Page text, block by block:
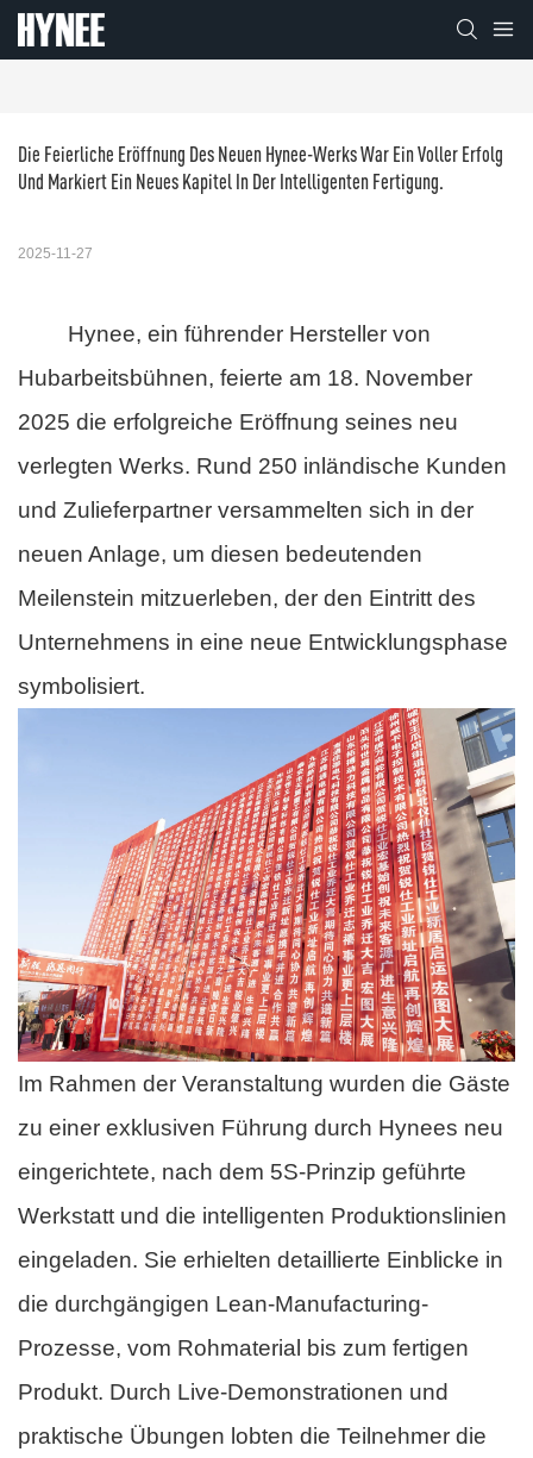
Die Feierliche Eröffnung Des Neuen Hynee-Werks War Ein Voller Erfolg
Und Markiert Ein Neues Kapitel In Der Intelligenten Fertigung.
2025-11-27
Hynee, ein führender Hersteller von
Hubarbeitsbühnen, feierte am 18. November
2025 die erfolgreiche Eröffnung seines neu
verlegten Werks. Rund 250 inländische Kunden
und Zulieferpartner versammelten sich in der
neuen Anlage, um diesen bedeutenden
Meilenstein mitzuerleben, der den Eintritt des
Unternehmens in eine neue Entwicklungsphase
symbolisiert.
Im Rahmen der Veranstaltung wurden die Gäste
zu einer exklusiven Führung durch Hynees neu
eingerichtete, nach dem 5S-Prinzip geführte
Werkstatt und die intelligenten Produktionslinien
eingeladen. Sie erhielten detaillierte Einblicke in
die durchgängigen Lean-Manufacturing-
Prozesse, vom Rohmaterial bis zum fertigen
Produkt. Durch Live-Demonstrationen und
praktische Übungen lobten die Teilnehmer die